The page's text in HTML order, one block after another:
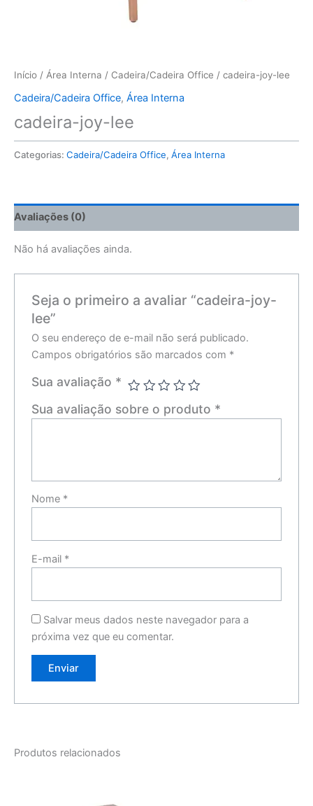
Início / Área Interna / Cadeira/Cadeira Office / cadeira-joy-lee
Cadeira/Cadeira Office, Área Interna
cadeira-joy-lee
Categorias: Cadeira/Cadeira Office, Área Interna
Avaliações (0)
Não há avaliações ainda.
Seja o primeiro a avaliar “cadeira-joy-
lee”
O seu endereço de e-mail não será publicado.
Campos obrigatórios são marcados com *
Sua avaliação *
Sua avaliação sobre o produto *
Nome *
E-mail *
Salvar meus dados neste navegador para a
próxima vez que eu comentar.
Produtos relacionados